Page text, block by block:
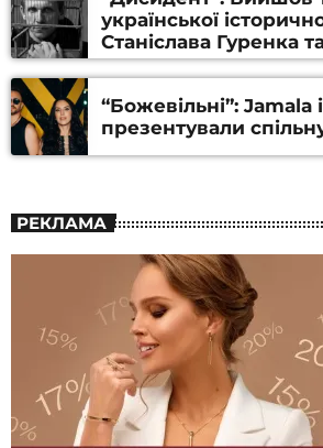
української
Станіслава Гуренка
Алфьорова (ВІДЕО)
“Божевільні”: Jamala
презентували
РЕКЛАМА